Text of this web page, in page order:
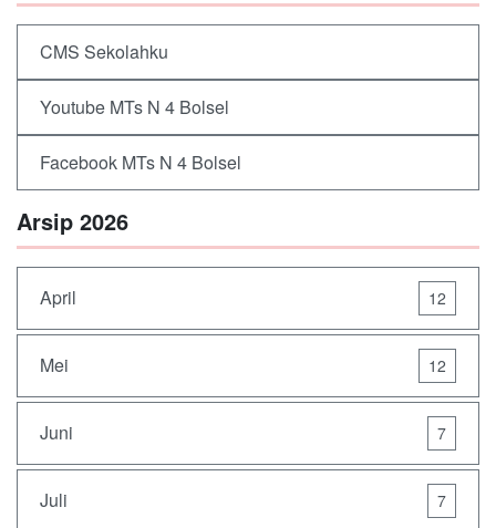
CMS Sekolahku
Youtube MTs N 4 Bolsel
Facebook MTs N 4 Bolsel
Arsip 2026
April 12
Mei 12
Juni 7
Juli 7